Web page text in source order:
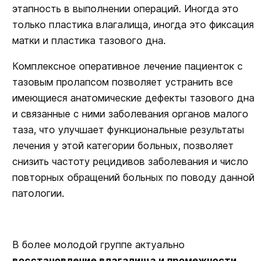
этапность в выполнении операций. Иногда это
только пластика влагалища, иногда это фиксация
матки и пластика тазового дна.
Комплексное оперативное лечение пациенток с
тазовым пролапсом позволяет устранить все
имеющиеся анатомические дефекты тазового дна
и связанные с ними заболевания органов малого
таза, что улучшает функциональные результаты
лечения у этой категории больных, позволяет
снизить частоту рецидивов заболевания и число
повторных обращений больных по поводу данной
патологии.
В более молодой группе актуально